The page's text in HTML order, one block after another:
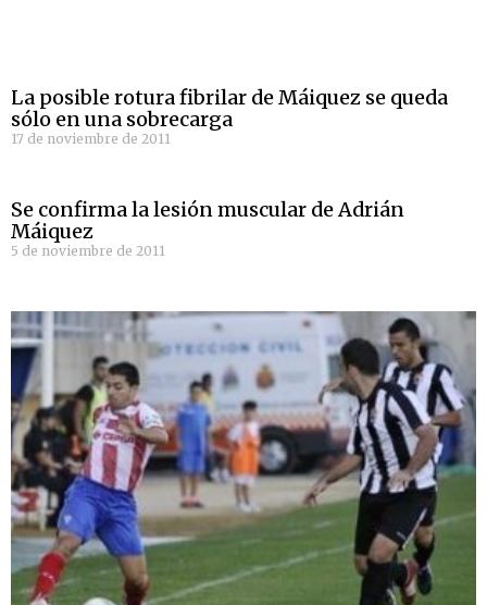
La posible rotura fibrilar de Máiquez se queda
sólo en una sobrecarga
17 de noviembre de 2011
Se confirma la lesión muscular de Adrián
Máiquez
5 de noviembre de 2011